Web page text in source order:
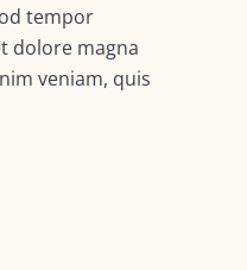
tempor
dolore magna
veniam, quis